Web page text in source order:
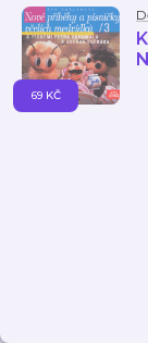
69 KČ